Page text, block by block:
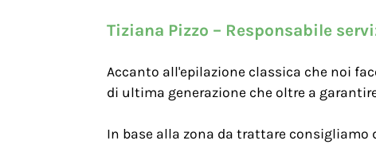
Tiziana Pizzo – Responsabile
Accanto all'epilazione classica che noi
di ultima generazione che oltre a
In base alla zona da trattare